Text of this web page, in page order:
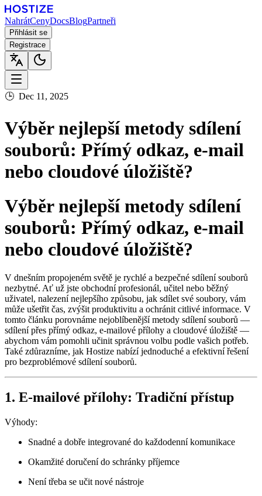
NahrátCenyDocsBlogPartneři
Přihlásit se
Registrace
🕒 Dec 11, 2025
Výběr nejlepší metody sdílení
souborů: Přímý odkaz, e-mail
nebo cloudové úložiště?
Výběr nejlepší metody sdílení
souborů: Přímý odkaz, e-mail
nebo cloudové úložiště?
V dnešním propojeném světě je rychlé a bezpečné sdílení souborů
nezbytné. Ať už jste obchodní profesionál, učitel nebo běžný
uživatel, nalezení nejlepšího způsobu, jak sdílet své soubory, vám
může ušetřit čas, zvýšit produktivitu a ochránit citlivé informace. V
tomto článku porovnáme nejoblíbenější metody sdílení souborů —
sdílení přes přímý odkaz, e-mailové přílohy a cloudové úložiště —
abychom vám pomohli učinit správnou volbu podle vašich potřeb.
Také zdůrazníme, jak Hostize nabízí jednoduché a efektivní řešení
pro bezproblémové sdílení souborů.
1. E-mailové přílohy: Tradiční přístup
Výhody:
Snadné a dobře integrované do každodenní komunikace
Okamžité doručení do schránky příjemce
Není třeba se učit nové nástroje